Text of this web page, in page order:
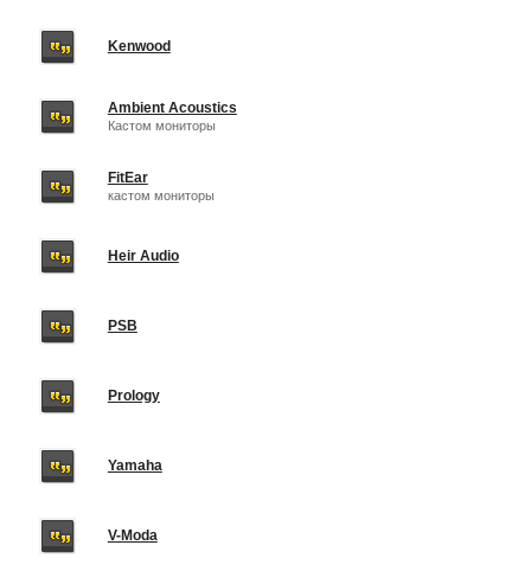
Kenwood
Ambient Acoustics
Кастом мониторы
FitEar
кастом мониторы
Heir Audio
PSB
Prology
Yamaha
V-Moda